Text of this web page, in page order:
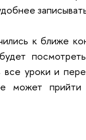
к ближе
уроки и
может